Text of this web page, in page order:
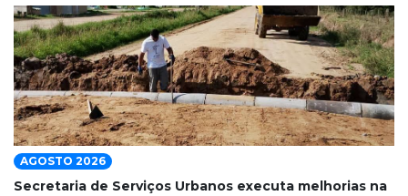
AGOSTO 2026
Secretaria de Serviços Urbanos executa melhorias na